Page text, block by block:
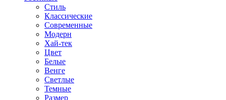
Стиль
Классические
Современные
Модерн
Хай-тек
Цвет
Белые
Венге
Светлые
Темные
Размер